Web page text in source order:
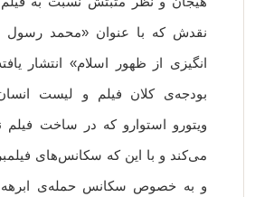
نقدش که با عنوان «محمد رسول
انگیزی از ظهور اسلام» انتشار
بودجه‌ی کلان فیلم و لیست
ویتورو استوارو که در ساخت فیلم
می‌کند و با این که سکانس‌های
و به خصوص سکانس حمله‌ی ابرهه